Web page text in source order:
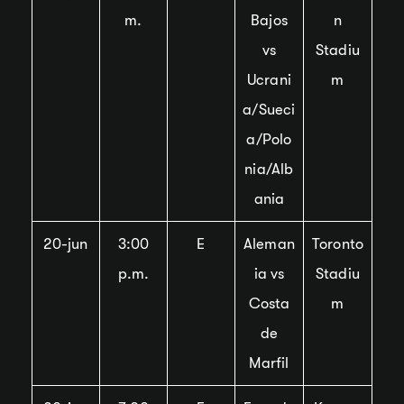
m.
Bajos
vs
Ucrani
a/Sueci
a/Polo
nia/Alb
ania
n
Stadiu
m
20-jun
3:00
p.m.
E
Aleman
ia vs
Costa
de
Marfil
Toronto
Stadiu
m